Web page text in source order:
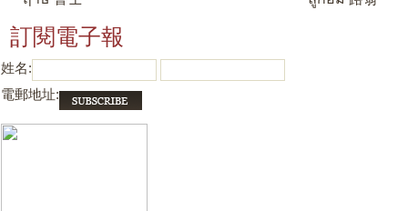
訂閱電子報
姓名:
電郵地址: